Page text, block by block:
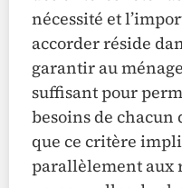
nécessité et
accorder réside
garantir au
suffisant pour
besoins de chacun
que ce critère
parallèlement aux